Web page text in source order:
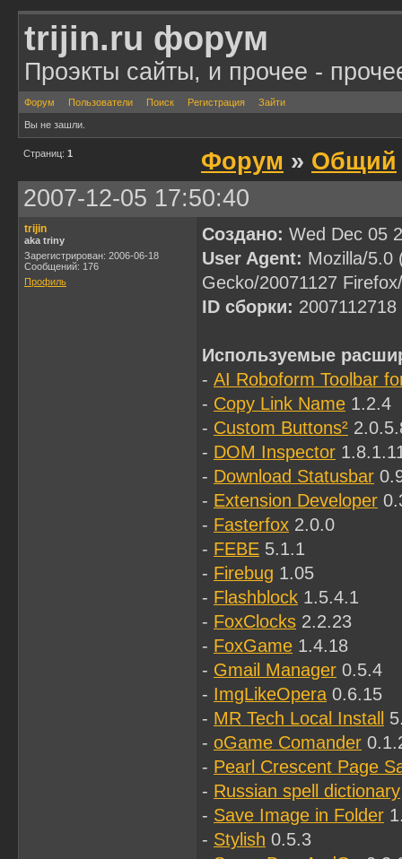
trijin.ru форум
Проэкты сайты, и прочее -
Форум Пользователи Поиск Регистрация Зайти
Вы не зашли.
Страниц: 1 Форум » Общий
2007-12-05 17:50:40
trijin
aka triny
Зарегистрирован: 2006-06-18
Сообщений: 176
Профиль
Создано: Wed Dec 05
User Agent: Mozilla/5.0
Gecko/20071127
ID сборки: 2007112718
Используемые
- AI Roboform Toolbar
- Copy Link Name 1.2.4
- Custom Buttons²
- DOM Inspector
- Download Statusbar
- Extension Developer
- Fasterfox 2.0.0
- FEBE 5.1.1
- Firebug 1.05
- Flashblock 1.5.4.1
- FoxClocks 2.2.23
- FoxGame 1.4.18
- Gmail Manager 0.5.4
- ImgLikeOpera 0.6.15
- MR Tech Local Install
- oGame Comander
- Pearl Crescent Page
- Russian spell dictionary
- Save Image in Folder
- Stylish 0.5.3